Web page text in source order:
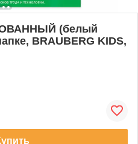
(белый
BRAUBERG KIDS,